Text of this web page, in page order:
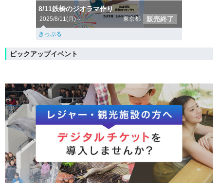
8/11鉄橋のジオラマ作り
2025/8/11(月)～ 東京都 販売終了
きっぷる
ピックアップイベント